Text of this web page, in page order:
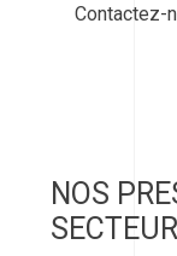
Contactez-
NOS